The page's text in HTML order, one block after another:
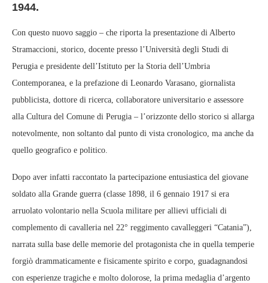
1944.
Con questo nuovo saggio – che riporta la presentazione di Alberto
Stramaccioni, storico, docente presso l’Università degli Studi di
Perugia e presidente dell’Istituto per la Storia dell’Umbria
Contemporanea, e la prefazione di Leonardo Varasano, giornalista
pubblicista, dottore di ricerca, collaboratore universitario e assessore
alla Cultura del Comune di Perugia – l’orizzonte dello storico si allarga
notevolmente, non soltanto dal punto di vista cronologico, ma anche da
quello geografico e politico.
Dopo aver infatti raccontato la partecipazione entusiastica del giovane
soldato alla Grande guerra (classe 1898, il 6 gennaio 1917 si era
arruolato volontario nella Scuola militare per allievi ufficiali di
complemento di cavalleria nel 22° reggimento cavalleggeri “Catania”),
narrata sulla base delle memorie del protagonista che in quella temperie
forgiò drammaticamente e fisicamente spirito e corpo, guadagnandosi
con esperienze tragiche e molto dolorose, la prima medaglia d’argento